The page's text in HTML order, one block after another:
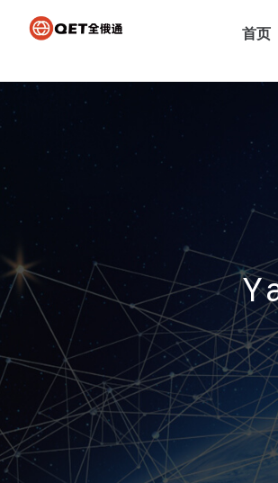
首页